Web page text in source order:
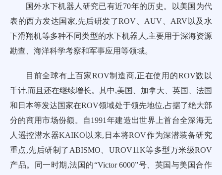
国外水下机器人研究已有近70年的历史。以美国为代
表的西方发达国家,先后研发了ROV、AUV、ARV以及水
下滑翔机等多种不同类型的水下机器人,主要用于深海资源
勘查、海洋科学考察和军事应用等领域。
目前全球有上百家ROV制造商,正在使用的ROV数以
千计,而且还在继续增长。其中,美国、加拿大、英国、法国
和日本等发达国家在ROV领域处于领先地位,占据了绝大部
分的商用市场份额。自1991年建造出世界上首台全深海无
人遥控潜水器KAIKO以来,日本将ROV作为深潜装备研究
重点,先后研制了ABISMO、UROV11K等多型万米级ROV
产品。同一时期,法国的“Victor 6000”号、英国与美国合作